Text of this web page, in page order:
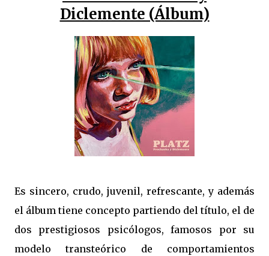
Diclemente (Álbum)
Es sincero, crudo, juvenil, refrescante, y además
el álbum tiene concepto partiendo del título, el de
dos prestigiosos psicólogos, famosos por su
modelo transteórico de comportamientos